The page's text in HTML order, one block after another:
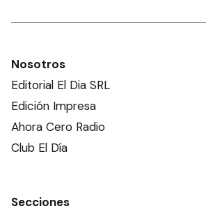
Nosotros
Editorial El Dia SRL
Edición Impresa
Ahora Cero Radio
Club El Día
Secciones